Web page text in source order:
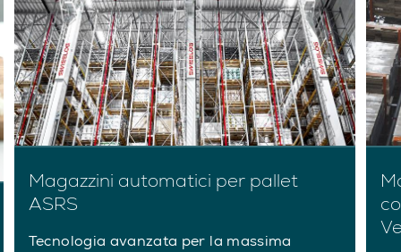
Magazzini automatici per pallet
ASRS
Tecnologia avanzata per la massima